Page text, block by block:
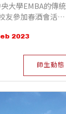
大學EMBA的傳統
友參加春酒會活
，終於在02月11
2023
師生動態